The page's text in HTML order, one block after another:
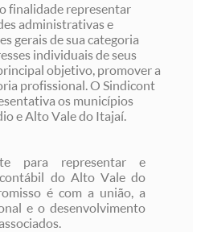
finalidade representar
administrativas e
gerais de sua categoria
individuais de seus
objetivo, promover a
profissional. O Sindicont
os municípios
e Alto Vale do Itajaí.
para representar e
do Alto Vale do
é com a união, a
e o desenvolvimento